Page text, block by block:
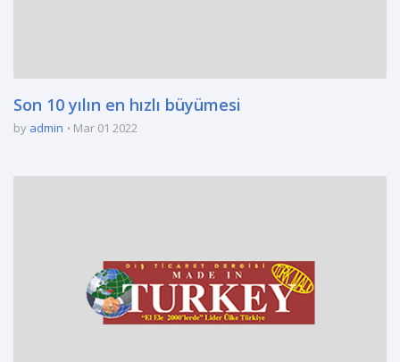
Son 10 yılın en hızlı büyümesi
by admin Mar 01 2022